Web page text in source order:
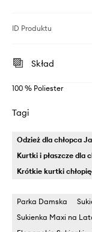
ID Produktu
Skład
100 % Poliester
Tagi
Odzież dla chłopca
Kurtki i płaszcze dla
Krótkie kurtki
Parka Damska
Sukienka Maxi na